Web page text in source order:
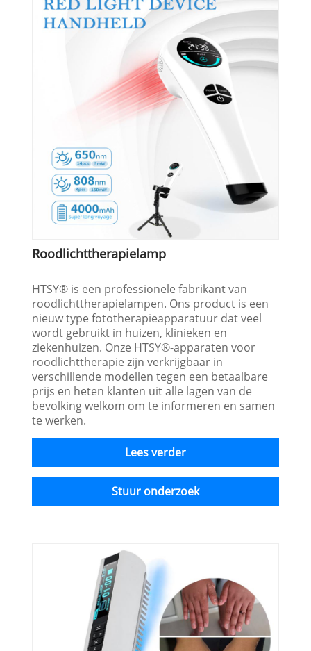
Roodlichttherapielamp
HTSY® is een professionele fabrikant van
roodlichttherapielampen. Ons product is een
nieuw type fototherapieapparatuur dat veel
wordt gebruikt in huizen, klinieken en
ziekenhuizen. Onze HTSY®-apparaten voor
roodlichttherapie zijn verkrijgbaar in
verschillende modellen tegen een betaalbare
prijs en heten klanten uit alle lagen van de
bevolking welkom om te informeren en samen
te werken.
Lees verder
Stuur onderzoek